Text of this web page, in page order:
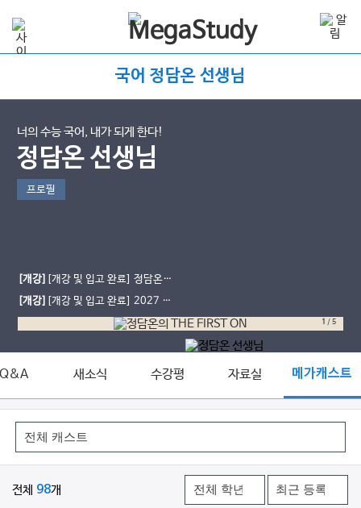
국어 정담온 선생님
너의 수능 국어, 내가 되게 한다!
정담온 선생님
프로필
[개강] [개강 및 입고 완료] 정담온의
THE FIRST ON
[개강] [개강 및 입고 완료] 2027 정
담온의 마지막 EBSㅐ[잎새] - 수특&
1 /5
새소식 수강평 자료실 메가캐스트
전체 98개